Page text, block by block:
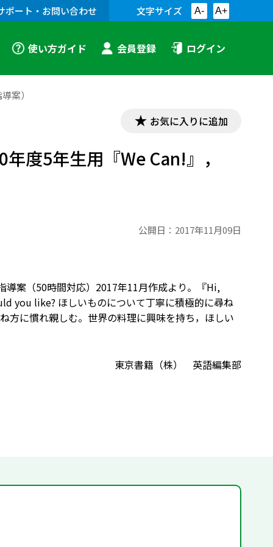
ポート・お問い合わせ 文字サイズ A- A+
使い方ガイド 会員登録 ログイン
案）
お気に入りに追加
度5年生用『We Can!』，
公開日： 2017年11月09日
導案（50時間対応）2017年11月作成より。『Hi,
you like? ほしいものについて丁寧に積極的に尋ね
方に慣れ親しむ。世界の料理に興味を持ち，ほしい
東京書籍（株） 英語編集部